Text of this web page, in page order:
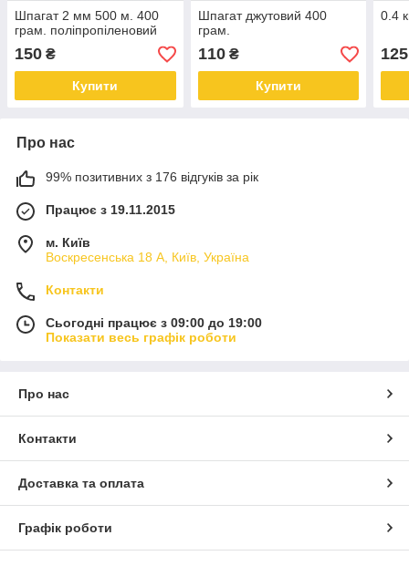
Шпагат 2 мм 500 м. 400
грам. поліпропіленовий
150 ₴
Купити
Шпагат джутовий 400
грам.
110₴
Купити
0.4
125
Про нас
99% позитивних з 176 відгуків за рік
Працює з 19.11.2015
м. Київ
Воскресенська 18 А, Київ, Україна
Контакти
Сьогодні працює з 09:00 до 19:00
Показати весь графік роботи
Про нас
Контакти
Доставка та оплата
Графік роботи